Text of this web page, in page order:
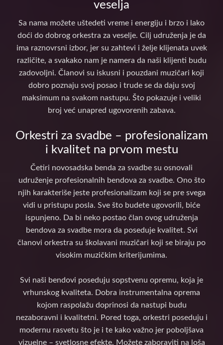
veselja
Sa nama možete uštedeti vreme i energiju i brzo i lako
doći do dobrog orkestra za veselje. Cilj udruženja je da
ima raznovrsni izbor, jer su zahtevi i želje klijenata uvek
različite, a svakako nam je namera da naši klijenti budu
zadovoljni. Članovi su iskusni i pouzdani muzičari koji
dobro poznaju svoj posao i trude se da daju svoj
maksimum na svakom nastupu. Što pokazuje i veliki
broj već unapred ugovorenih zabava.
Orkestri za svadbe – profesionalizam
i kvalitet na prvom mestu
Četiri novosadska benda za svadbe su osnovali
udruženje profesionalnih bendova za svadbe. Ono što
njih karakteriše jeste profesionalizam koji se pre svega
vidi u pristupu posla. Sve što budete ugovorili, biće
ispunjeno. Da bi neko postao član ovog udruženja
bendova za svadbe mora da poseduje kvalitet. Svi
članovi orkestra su školavani muzičari koji se biraju po
visokim muzičkim kriterijumima.
Svi naši bendovi poseduju sopstvenu opremu, koja je
vrhunskog kvaliteta. Dobra instrumentalna oprema
kojom raspolažu doprinosi da nastupi budu
nezaboravni i kvalitetni. Pored toga, orkestri poseduju i
modernu rasvetu što je i te kako važno jer poboljšava
vizuelne – svetlosne efekte. Možete zaboraviti na loša